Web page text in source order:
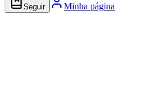
Seguir Minha página